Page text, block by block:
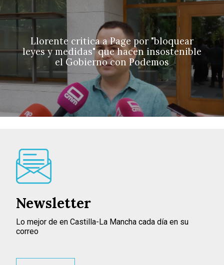
Llorente critica a Page por "bloquear
leyes y medidas" que hacen insostenible
el Gobierno con Podemos
Newsletter
Lo mejor de en Castilla-La Mancha cada día en su
correo